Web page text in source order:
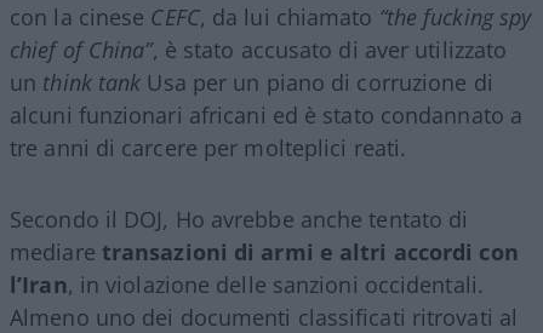
con la cinese CEFC, da lui chiamato “the fucking spy
chief of China”, è stato accusato di aver utilizzato
un think tank Usa per un piano di corruzione di
alcuni funzionari africani ed è stato condannato a
tre anni di carcere per molteplici reati.
Secondo il DOJ, Ho avrebbe anche tentato di
mediare transazioni di armi e altri accordi con
l’Iran, in violazione delle sanzioni occidentali.
Almeno uno dei documenti classificati ritrovati al